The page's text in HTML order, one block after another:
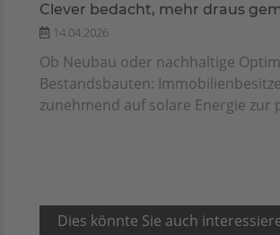
Clever bedacht, mehr draus
14.04.2026
Ob Neubau oder nachhaltige
Bestandsbauten:
zunehmend auf solare Energie zur
Dies könnte Sie auch